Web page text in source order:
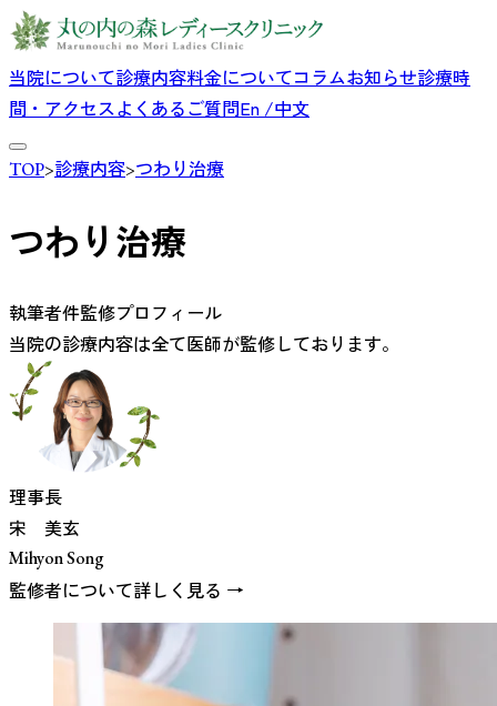
当院について診療内容料金についてコラムお知らせ診療時
間・アクセスよくあるご質問En /中文
TOP>診療内容>つわり治療
つわり治療
執筆者件監修プロフィール
当院の診療内容は全て医師が監修しております。
理事長
宋 美玄
Mihyon Song
監修者について詳しく見る →